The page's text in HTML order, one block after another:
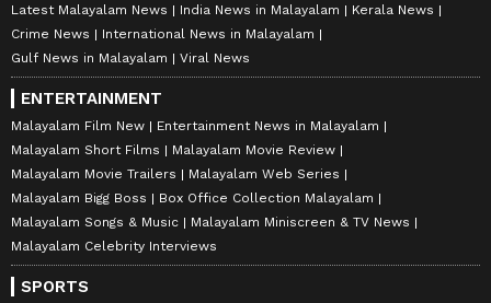
Latest Malayalam News
India News in Malayalam
Kerala News
Crime News
International News in Malayalam
Gulf News in Malayalam
Viral News
ENTERTAINMENT
Malayalam Film New
Entertainment News in Malayalam
Malayalam Short Films
Malayalam Movie Review
Malayalam Movie Trailers
Malayalam Web Series
Malayalam Bigg Boss
Box Office Collection Malayalam
Malayalam Songs & Music
Malayalam Miniscreen & TV News
Malayalam Celebrity Interviews
SPORTS